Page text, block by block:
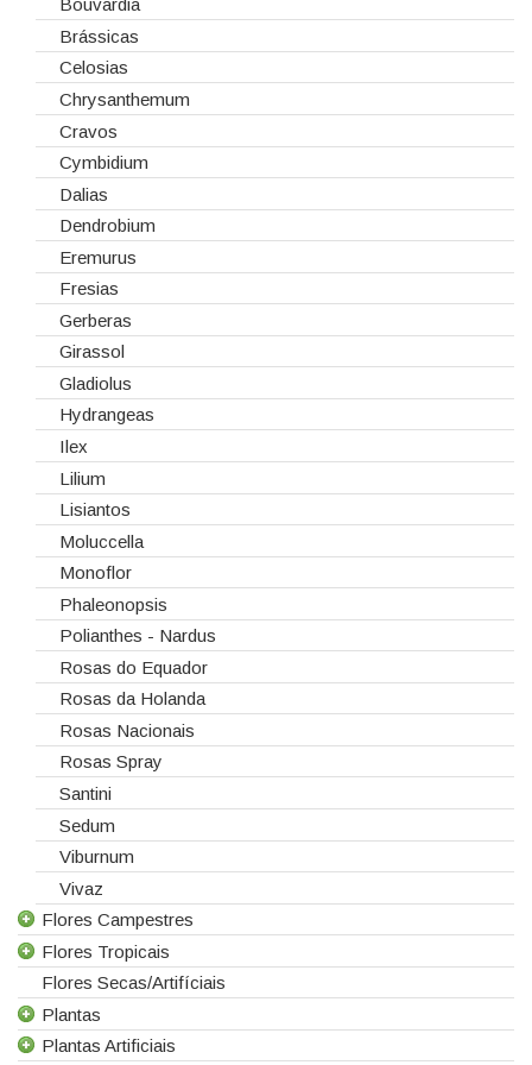
Fitas
Gaiolas
Lanternas
Madeiras
Spray
Tabuleiros/Bases
Telas/Tecidos
Vidros
Bouvardia
Brássicas
Celosias
Chrysanthemum
Cravos
Cymbidium
Dalias
Dendrobium
Eremurus
Fresias
Gerberas
Girassol
Gladiolus
Hydrangeas
Ilex
Lilium
Lisiantos
Moluccella
Monoflor
Phaleonopsis
Polianthes - Nardus
Rosas do Equador
Rosas da Holanda
Rosas Nacionais
Rosas Spray
Santini
Sedum
Viburnum
Vivaz
Flores Campestres
Todas as Flores Campestres
Anigozanthos
Alstroemeria
Alchemilla
Flores Tropicais
Todas as Flores Tropicais
Alpinias
Berzelias
Flores Secas/Artifíciais
Plantas
Todas as Plantas
Plantas Artificiais